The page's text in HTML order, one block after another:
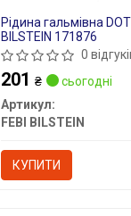
Рідина гальмівна
BILSTEIN 171876
0
201₴
сьогодні
Артикул:
FEBI BILSTEIN
КУПИТИ